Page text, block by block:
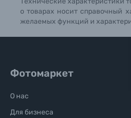
Б/У фототехника
о товарах носит справочный
желаемых функций и
Фотомаркет
О нас
Для бизнеса